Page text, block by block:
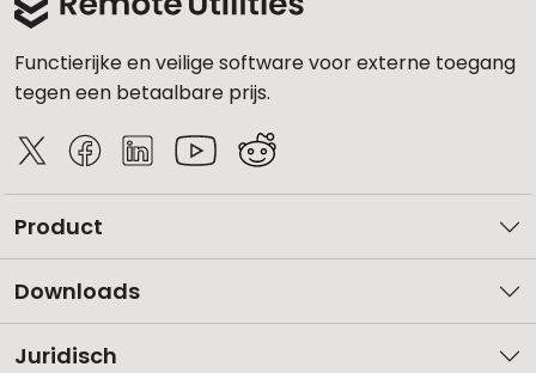
Functierijke en veilige software voor externe toegang
tegen een betaalbare prijs.
Product
Downloads
Juridisch